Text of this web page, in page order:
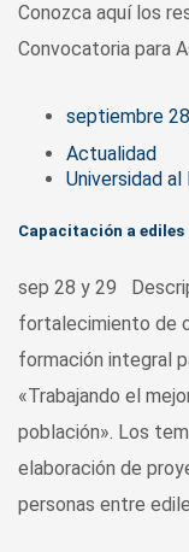
Conozca aquí los
Convocatoria para
septiembre
Actualidad
Universidad al
Capacitación a ediles
sep 28 y 29
fortalecimiento de
formación integral
«Trabajando el
población». Los
elaboración de
personas entre